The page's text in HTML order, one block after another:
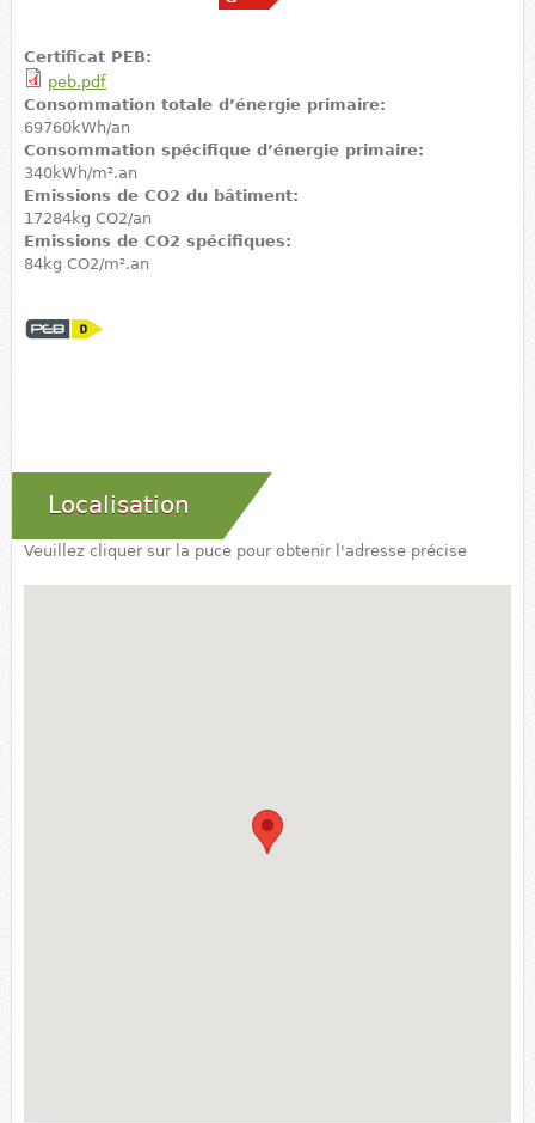
Certificat PEB:
peb.pdf
Consommation totale d’énergie primaire:
69760kWh/an
Consommation spécifique d’énergie primaire:
340kWh/m².an
Emissions de CO2 du bâtiment:
17284kg CO2/an
Emissions de CO2 spécifiques:
84kg CO2/m².an
Localisation
Veuillez cliquer sur la puce pour obtenir l'adresse précise